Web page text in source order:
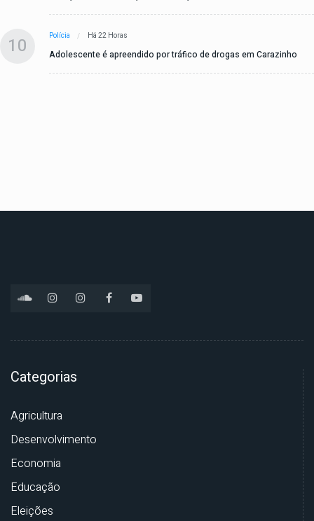
10 Polícia Há 22 Horas
Adolescente é apreendido por tráfico de drogas em Carazinho
Categorias
Agricultura
Desenvolvimento
Economia
Educação
Eleições